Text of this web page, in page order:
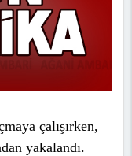
çalışırken,
yakalandı.